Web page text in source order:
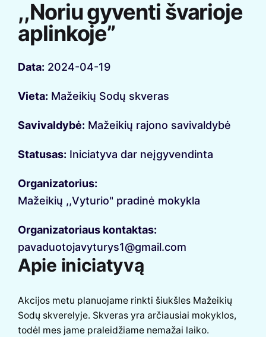
,,Noriu gyventi švarioje
aplinkoje”
Data: 2024-04-19
Vieta: Mažeikių Sodų skveras
Savivaldybė: Mažeikių rajono savivaldybė
Statusas: Iniciatyva dar neįgyvendinta
Organizatorius:
Mažeikių ,,Vyturio" pradinė mokykla
Organizatoriaus kontaktas:
pavaduotojavyturys1@gmail.com
Apie iniciatyvą
Akcijos metu planuojame rinkti šiukšles Mažeikių
Sodų skverelyje. Skveras yra arčiausiai mokyklos,
todėl mes jame praleidžiame nemažai laiko.